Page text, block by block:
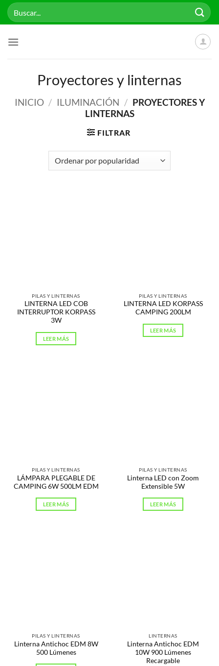
Saltar
Buscar
por:
Proyectores y linternas
INICIO / ILUMINACIÓN / PROYECTORES Y
LINTERNAS
FILTRAR
PILAS Y LINTERNAS
LINTERNA LED COB
INTERRUPTOR KORPASS
3W
LEER MÁS
PILAS Y LINTERNAS
LINTERNA LED KORPASS
CAMPING 200LM
LEER MÁS
PILAS Y LINTERNAS
LÁMPARA PLEGABLE DE
CAMPING 6W 500LM EDM
LEER MÁS
PILAS Y LINTERNAS
Linterna LED con Zoom
Extensible 5W
LEER MÁS
PILAS Y LINTERNAS
Linterna Antichoc EDM 8W
500 Lúmenes
LINTERNAS
Linterna Antichoc EDM
10W 900 Lúmenes
Recargable